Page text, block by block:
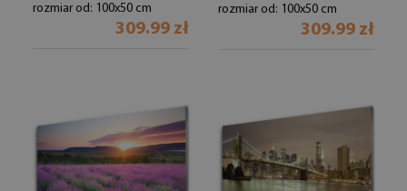
rozmiar od: 100x50 cm
309.99 zł
rozmiar od: 100x50 cm
309.99 zł